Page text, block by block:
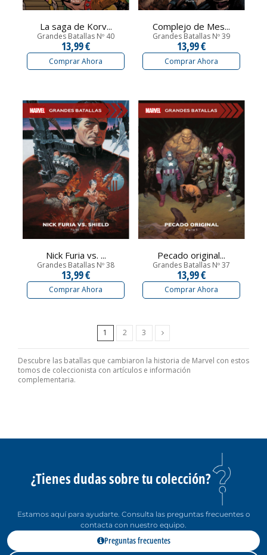
La saga de Korv...
Grandes Batallas Nº 40
13,99 €
Comprar Ahora
Complejo de Mes...
Grandes Batallas Nº 39
13,99 €
Comprar Ahora
Nick Furia vs. ...
Grandes Batallas Nº 38
13,99 €
Comprar Ahora
Pecado original...
Grandes Batallas Nº 37
13,99 €
Comprar Ahora
1 2 3 Siguiente
Descubre las batallas que cambiaron la historia de Marvel con estos
tomos de coleccionista con artículos e información
complementaria.
¿Tienes dudas sobre tu colección?
Estamos aquí para ayudarte. Consulta las preguntas frecuentes o
contacta con nuestro equipo.
Preguntas frecuentes